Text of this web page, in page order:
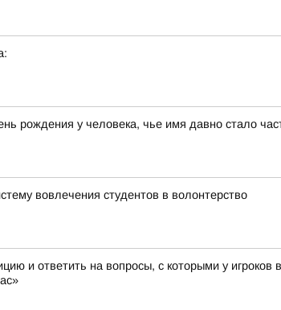
рождения у человека, чье имя давно стало
вовлечения студентов в волонтерство
и ответить на вопросы, с которыми у